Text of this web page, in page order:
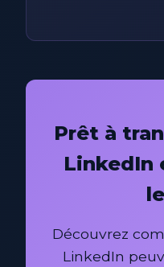
Prêt à
LinkedIn
Découvrez
LinkedIn